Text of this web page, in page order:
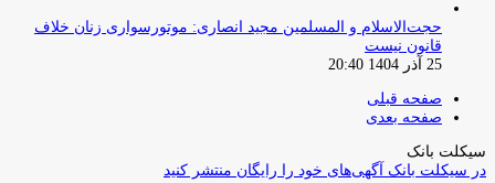
حجت‌الاسلام و المسلمین مجید انصاری: موتورسواری زنان خلاف
قانون نیست
25 آذر 1404 20:40
صفحه قبلی
صفحه بعدی
سیکلت بانک
در سیکلت بانک آگهی‌های خود را رایگان منتشر کنید